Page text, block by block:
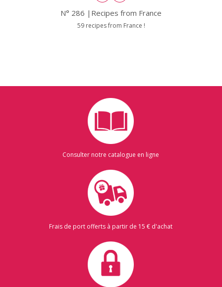
N° 286 |Recipes from France
59 recipes from France !
Consulter notre catalogue en ligne
Frais de port offerts à partir de 15 € d'achat